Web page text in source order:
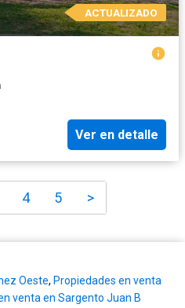
ACTUALIZADO
Ver en detalle
4 5 >
Oeste, Propiedades en venta
venta en Sargento Juan B